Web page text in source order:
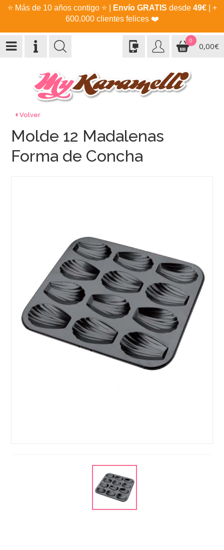
⭐ Más de 10 años contigo ⭐ Envío GRATIS desde 49€| +
600.000 clientes felices ❤️
0
0,00€
Volver
Molde 12 Madalenas
Forma de Concha